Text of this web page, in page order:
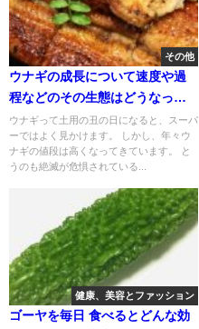
その他
ウナギの成長について速度や過
程などのその生態はどうなって
る？
ウナギって土用の丑の日になると、スーパ
ーではよく見かけます。 しかし、年々ウ
ナギの値段は高くなってきています。 と
うのも絶滅が危惧されている...
健康、美容とファッション
ゴーヤを毎日 食べるとどんな効